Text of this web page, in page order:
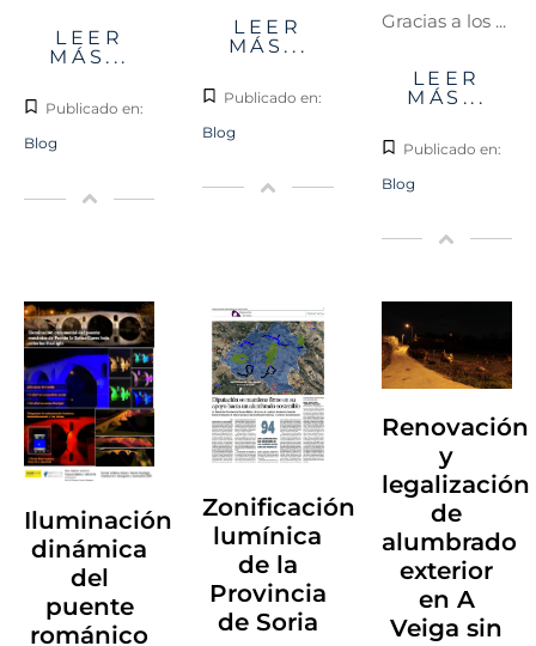
LEER
MÁS...
Publicado en:
Blog
LEER
MÁS...
Publicado en:
Blog
Gracias a los ...
LEER
MÁS...
Publicado en:
Blog
Iluminación
dinámica
del
puente
románico
Zonificación
lumínica
de la
Provincia
de Soria
Renovación
y
legalización
de
alumbrado
exterior
en A
Veiga sin